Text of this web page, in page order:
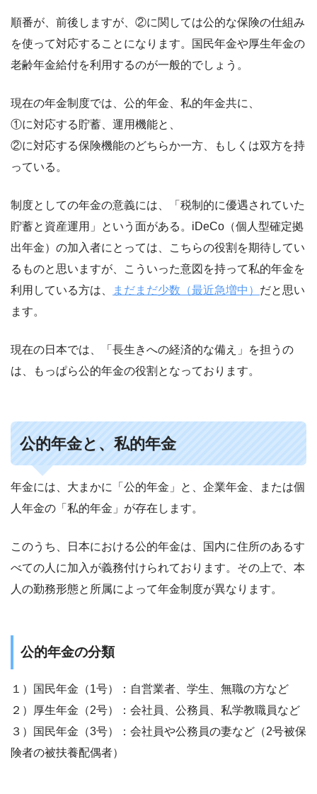
順番が、前後しますが、②に関しては公的な保険の仕組み
を使って対応することになります。国民年金や厚生年金の
老齢年金給付を利用するのが一般的でしょう。
現在の年金制度では、公的年金、私的年金共に、
①に対応する貯蓄、運用機能と、
②に対応する保険機能のどちらか一方、もしくは双方を持
っている。
制度としての年金の意義には、「税制的に優遇されていた
貯蓄と資産運用」という面がある。iDeCo（個人型確定拠
出年金）の加入者にとっては、こちらの役割を期待してい
るものと思いますが、こういった意図を持って私的年金を
利用している方は、
まだまだ少数（最近急増中） だと思い
ます。
現在の日本では、「長生きへの経済的な備え」を担うの
は、もっぱら公的年金の役割となっております。
公的年金と、私的年金
年金には、大まかに「公的年金」と、企業年金、または個
人年金の「私的年金」が存在します。
このうち、日本における公的年金は、国内に住所のあるす
べての人に加入が義務付けられております。その上で、本
人の勤務形態と所属によって年金制度が異なります。
公的年金の分類
１）国民年金（1号）：自営業者、学生、無職の方など
２）厚生年金（2号）：会社員、公務員、私学教職員など
３）国民年金（3号）：会社員や公務員の妻など（2号被保
険者の被扶養配偶者）